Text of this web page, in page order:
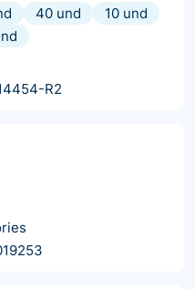
40 und
10 und
R2